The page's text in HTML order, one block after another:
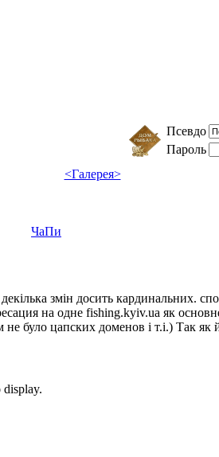
Псевдо
Пароль
<Галерея>
ЧаПи
змін досить кардинальних.
на одне fishing.kyiv.ua як
було цапских доменов і т.і.) Так як